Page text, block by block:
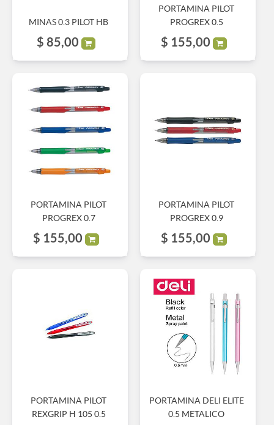
MINAS 0.3 PILOT HB
$ 85,00
PORTAMINA PILOT
PROGREX 0.5
$ 155,00
PORTAMINA PILOT
PROGREX 0.7
$ 155,00
PORTAMINA PILOT
PROGREX 0.9
$ 155,00
PORTAMINA PILOT
REXGRIP H 105 0.5
PORTAMINA DELI ELITE
0.5 METALICO